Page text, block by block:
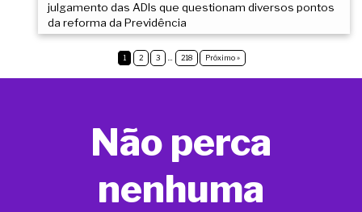
julgamento das ADIs que questionam diversos pontos
da reforma da Previdência
1 2 3 218 Próximo »
Não perca
nenhuma